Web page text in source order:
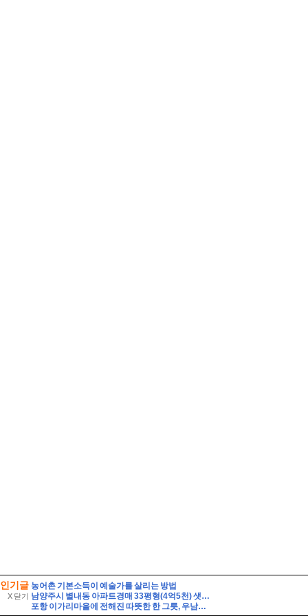
인기글
X 닫기
농어촌 기본소득이 예술가를 살리는 방법
남양주시 별내동 아파트경매 33평형(4억5천) 샛별초등학교인근 별내푸르지오 20층 유찰1회 남양주별내푸르지오아파트 법원경매 매매
포항 이가리마을에 전해진 따뜻한 한 그릇, 우남회 짜장면 봉사와 살풀이 공연